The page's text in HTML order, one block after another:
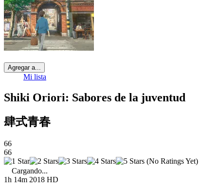
Agregar a...
Mi lista
Shiki Oriori: Sabores de la juventud
肆式青春
66
66
(No Ratings Yet)
Cargando...
1h 14m 2018 HD